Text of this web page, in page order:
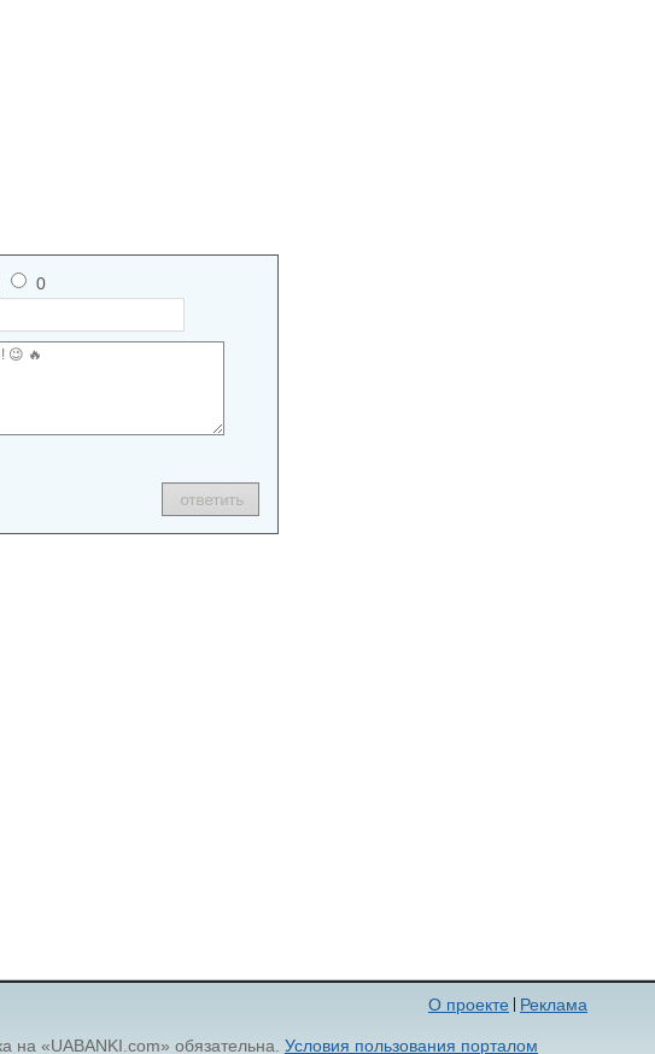
0
Реклама
О проекте
на «UABANKI.com» обязательна. Условия пользования порталом